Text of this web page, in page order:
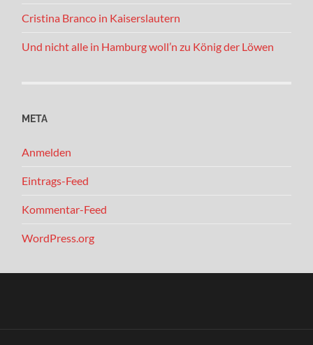
Cristina Branco in Kaiserslautern
Und nicht alle in Hamburg woll’n zu König der Löwen
META
Anmelden
Eintrags-Feed
Kommentar-Feed
WordPress.org